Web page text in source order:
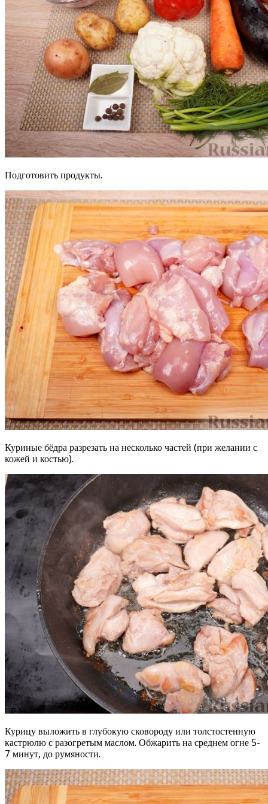
Подготовить продукты.
Куриные бёдра разрезать на несколько частей (при желании с
кожей и костью).
Курицу выложить в глубокую сковороду или толстостенную
кастрюлю с разогретым маслом. Обжарить на среднем огне 5-
7 минут, до румяности.